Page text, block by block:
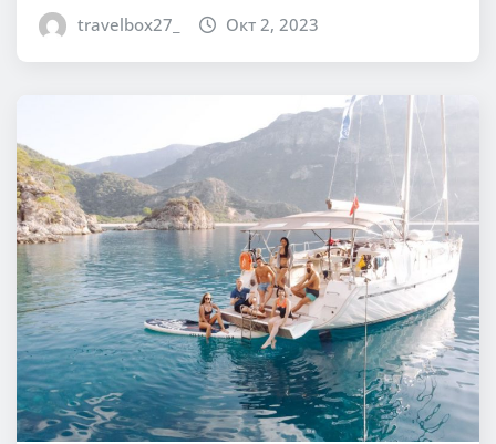
travelbox27_ Окт 2, 2023